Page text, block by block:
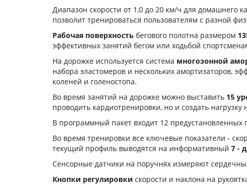
Диапазон скорости от 1,0 до 20 км/ч для домашнего
позволит тренироваться пользователям с разной
Рабочая поверхность бегового полотна размером
эффективных занятий бегом или ходьбой
На дорожке используется система многозонной
набора эластомеров и нескольких амортизаторов,
коленей и голеностопа.
Во время занятий на дорожке можно выставить 15
проводить кардиотренировки, но и создать
В программный пакет входит 12 предустановленных
Во время тренировки все ключевые показатели -
текущий профиль выводятся на информативный 7 -
Сенсорные датчики на поручнях измеряют
Кнопки регулировки скорости и наклона на